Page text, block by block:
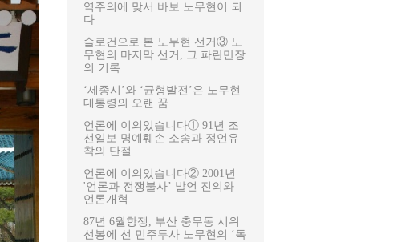
역주의에 맞서 바보 노무현이 되
다
슬로건으로 본 노무현 선거③ 노
무현의 마지막 선거, 그 파란만장
의 기록
‘세종시’와 ‘균형발전’은 노무현
대통령의 오랜 꿈
언론에 이의있습니다① 91년 조
선일보 명예훼손 소송과 정언유
착의 단절
언론에 이의있습니다② 2001년
'언론과 전쟁불사’ 발언 진의와
언론개혁
87년 6월항쟁, 부산 충무동 시위
선봉에 선 민주투사 노무현의 ‘독